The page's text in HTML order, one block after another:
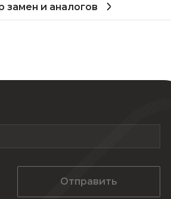
замен и аналогов
Отправить